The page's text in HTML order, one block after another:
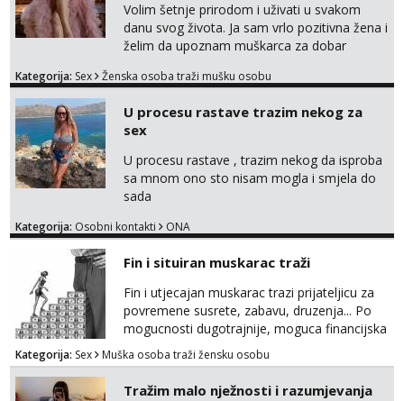
Volim šetnje prirodom i uživati u svakom
danu svog života. Ja sam vrlo pozitivna žena i
želim da upoznam muškarca za dobar
na link ispod i nadji me tamo, cekam te!
Kategorija: Sex Ženska osoba traži mušku osobu
U procesu rastave trazim nekog za
sex
U procesu rastave , trazim nekog da isproba
sa mnom ono sto nisam mogla i smjela do
sada
Kategorija: Osobni kontakti ONA
Fin i situiran muskarac traži
Fin i utjecajan muskarac trazi prijateljicu za
povremene susrete, zabavu, druzenja... Po
mogucnosti dugotrajnije, moguca financijska
potpora!
Kategorija: Sex Muška osoba traži žensku osobu
Tražim malo nježnosti i razumjevanja